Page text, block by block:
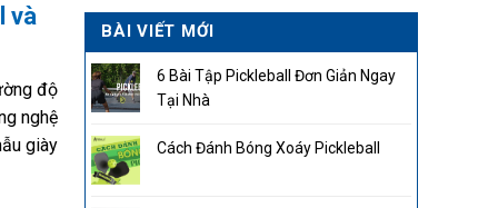
BÀI VIẾT MỚI
6 Bài Tập Pickleball Đơn Giản Ngay
Tại Nhà
Cách Đánh Bóng Xoáy Pickleball
và
độ
nghệ
giày